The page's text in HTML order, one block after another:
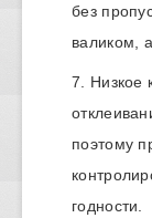
без
валиком,
Низкое
поэтому
годности.